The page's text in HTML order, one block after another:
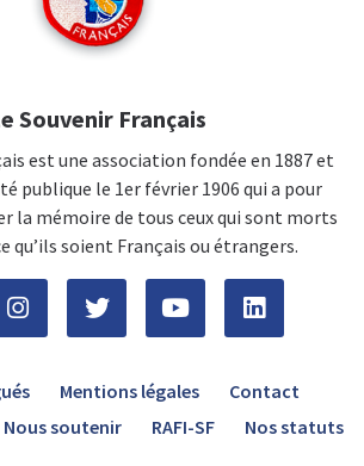
Souvenir Français
est une association fondée en 1887 et
publique le 1er février 1906 qui a pour
la mémoire de tous ceux qui sont morts
qu’ils soient Français ou étrangers.
Mentions légales
Contact
Nous soutenir RAFI-SF Nos statuts